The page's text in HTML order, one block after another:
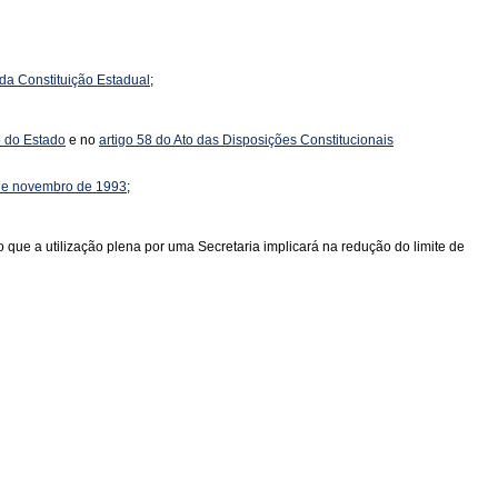
Constituição Estadual ;
do Estado e no artigo 58 do Ato das Disposições Constitucionais
novembro de 1993;
a utilização plena por uma Secretaria implicará na redução do limite de